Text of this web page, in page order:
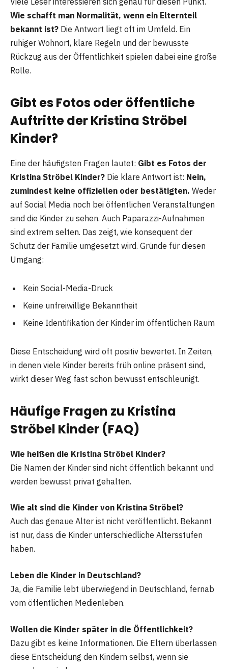
Wie schafft man Normalität, wenn ein Elternteil
bekannt ist? Die Antwort liegt oft im Umfeld. Ein
ruhiger Wohnort, klare Regeln und der bewusste
Rückzug aus der Öffentlichkeit spielen dabei eine große
Rolle.
Gibt es Fotos oder öffentliche
Auftritte der Kristina Ströbel
Kinder?
Eine der häufigsten Fragen lautet: Gibt es Fotos der
Kristina Ströbel Kinder? Die klare Antwort ist: Nein,
zumindest keine offiziellen oder bestätigten. Weder
auf Social Media noch bei öffentlichen Veranstaltungen
sind die Kinder zu sehen. Auch Paparazzi-Aufnahmen
sind extrem selten. Das zeigt, wie konsequent der
Schutz der Familie umgesetzt wird. Gründe für diesen
Umgang:
Kein Social-Media-Druck
Keine unfreiwillige Bekanntheit
Keine Identifikation der Kinder im öffentlichen Raum
Diese Entscheidung wird oft positiv bewertet. In Zeiten,
in denen viele Kinder bereits früh online präsent sind,
wirkt dieser Weg fast schon bewusst entschleunigt.
Häufige Fragen zu Kristina
Ströbel Kinder (FAQ)
Wie heißen die Kristina Ströbel Kinder?
Die Namen der Kinder sind nicht öffentlich bekannt und
werden bewusst privat gehalten.
Wie alt sind die Kinder von Kristina Ströbel?
Auch das genaue Alter ist nicht veröffentlicht. Bekannt
ist nur, dass die Kinder unterschiedliche Altersstufen
haben.
Leben die Kinder in Deutschland?
Ja, die Familie lebt überwiegend in Deutschland, fernab
vom öffentlichen Medienleben.
Wollen die Kinder später in die Öffentlichkeit?
Dazu gibt es keine Informationen. Die Eltern überlassen
diese Entscheidung den Kindern selbst, wenn sie